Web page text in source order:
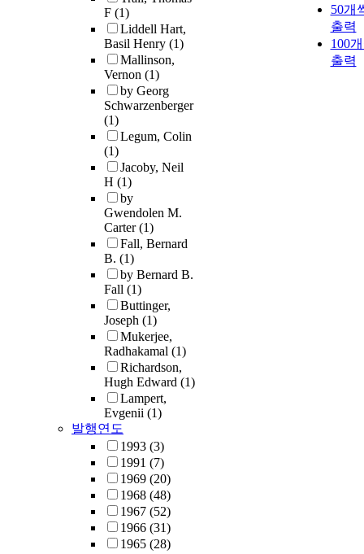
F (1)
Liddell Hart,
Basil Henry (1)
Mallinson,
Vernon (1)
by Georg
Schwarzenberger
(1)
Legum, Colin
(1)
Jacoby, Neil
H (1)
by
Gwendolen M.
Carter(1)
Fall, Bernard
B. (1)
by Bernard B.
Fall (1)
Buttinger,
Joseph (1)
Mukerjee,
Radhakamal (1)
Richardson,
Hugh Edward (1)
Lampert,
Evgenii (1)
발행연도
1993 (3)
1991 (7)
1969 (20)
1968 (48)
1967 (52)
1966 (31)
1965 (28)
50개
출력
100
출력